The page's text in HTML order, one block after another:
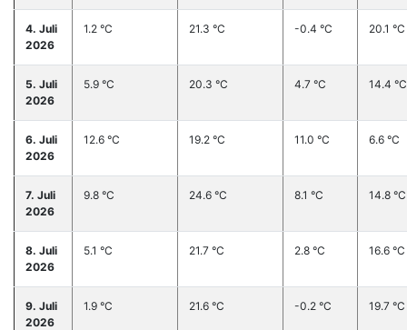
4. Juli
2026
1.2 °C 21.3 °C -0.4 °C 20.1 °C
5. Juli
2026
5.9 °C 20.3 °C 4.7 °C 14.4 °C
6. Juli
2026
12.6 °C 19.2 °C 11.0 °C 6.6 °C
7. Juli
2026
9.8 °C 24.6 °C 8.1 °C 14.8 °C
8. Juli
2026
5.1 °C 21.7 °C 2.8 °C 16.6 °C
9. Juli
2026
1.9 °C 21.6 °C -0.2 °C 19.7 °C